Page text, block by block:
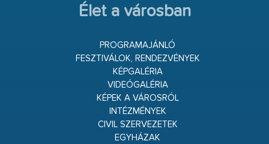
Élet a városban
PROGRAMAJÁNLÓ
FESZTIVÁLOK, RENDEZVÉNYEK
KÉPGALÉRIA
VIDEÓGALÉRIA
KÉPEK A VÁROSRÓL
INTÉZMÉNYEK
CIVIL SZERVEZETEK
EGYHÁZAK